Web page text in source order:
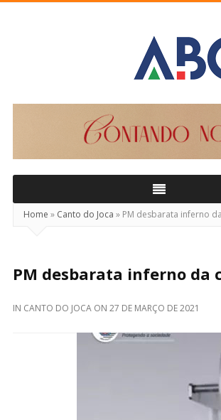
Home » Canto do Joca » PM desbarata inferno
PM desbarata inferno da
IN CANTO DO JOCA ON 27 DE MARÇO DE 2021